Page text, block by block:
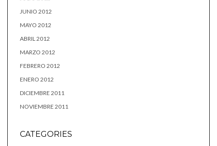
JUNIO 2012
MAYO 2012
ABRIL 2012
MARZO 2012
FEBRERO 2012
ENERO 2012
DICIEMBRE 2011
NOVIEMBRE 2011
CATEGORIES